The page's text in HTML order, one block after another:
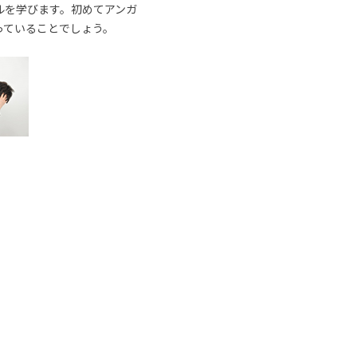
学びます。初めてアンガ
いることでしょう。